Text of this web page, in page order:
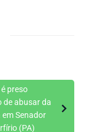
preso
de abusar da
Senador
(PA)